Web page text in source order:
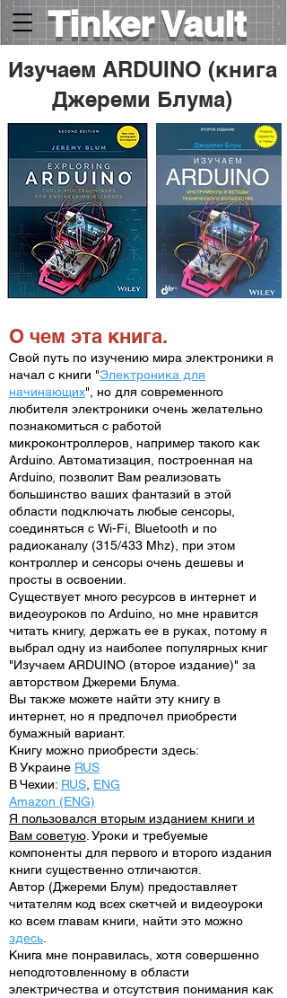
Tinker Vault
Изучаем ARDUINO (книга
Джереми Блума)
О чем эта книга.
​Свой путь по изучению мира электроники я
начал с книги "Электроника для
начинающих", но для современного
любителя электроники очень желательно
познакомиться с работой
микроконтроллеров, например такого как
Arduino. Автоматизация, построенная на
Arduino, позволит Вам реализовать
большинство ваших фантазий в этой
области подключать любые сенсоры,
соединяться с Wi-Fi, Bluetooth и по
радиоканалу (315/433 Mhz), при этом
контроллер и сенсоры очень дешевы и
просты в освоении.
Существует много ресурсов в интернет и
видеоуроков по Arduino, но мне нравится
читать книгу, держать ее в руках, потому я
выбрал одну из наиболее популярных книг
"Изучаем ARDUINO (второе издание)" за
авторством Джереми Блума.
Вы также можете найти эту книгу в
интернет, но я предпочел приобрести
бумажный вариант.
Книгу можно приобрести здесь:
В Украине RUS
В Чехии: RUS ENG
Amazon (ENG)
Я пользовался вторым изданием книги и
Вам советую . Уроки и требуемые
компоненты для первого и второго издания
книги существенно отличаются.
Автор (Джереми Блум) предоставляет
читателям код всех скетчей и видеоуроки
ко всем главам книги, найти это можно
здесь
Книга мне понравилась, хотя совершенно
неподготовленному в области
электричества и отсутствия понимания как